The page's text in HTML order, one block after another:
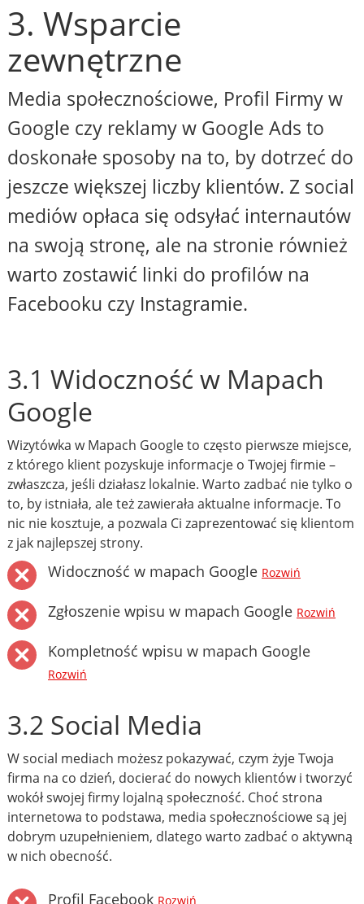
3. Wsparcie
zewnętrzne
Media społecznościowe, Profil Firmy w
Google czy reklamy w Google Ads to
doskonałe sposoby na to, by dotrzeć do
jeszcze większej liczby klientów. Z social
mediów opłaca się odsyłać internautów
na swoją stronę, ale na stronie również
warto zostawić linki do profilów na
Facebooku czy Instagramie.
3.1 Widoczność w Mapach
Google
Wizytówka w Mapach Google to często pierwsze miejsce,
z którego klient pozyskuje informacje o Twojej firmie –
zwłaszcza, jeśli działasz lokalnie. Warto zadbać nie tylko o
to, by istniała, ale też zawierała aktualne informacje. To
nic nie kosztuje, a pozwala Ci zaprezentować się klientom
z jak najlepszej strony.
Widoczność w mapach Google Rozwiń
Zgłoszenie wpisu w mapach Google Rozwiń
Kompletność wpisu w mapach Google
Rozwiń
3.2 Social Media
W social mediach możesz pokazywać, czym żyje Twoja
firma na co dzień, docierać do nowych klientów i tworzyć
wokół swojej firmy lojalną społeczność. Choć strona
internetowa to podstawa, media społecznościowe są jej
dobrym uzupełnieniem, dlatego warto zadbać o aktywną
w nich obecność.
Profil Facebook